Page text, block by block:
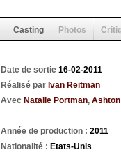
Casting Photos
Date de sortie 16-02-2011
Réalisé par Ivan Reitman
Avec Natalie Portman,
Année de production : 2011
Nationalité : Etats-Unis